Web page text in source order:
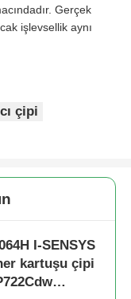
Gerçek
işlevsellik aynı
çipi
I-SENSYS
kartuşu çipi